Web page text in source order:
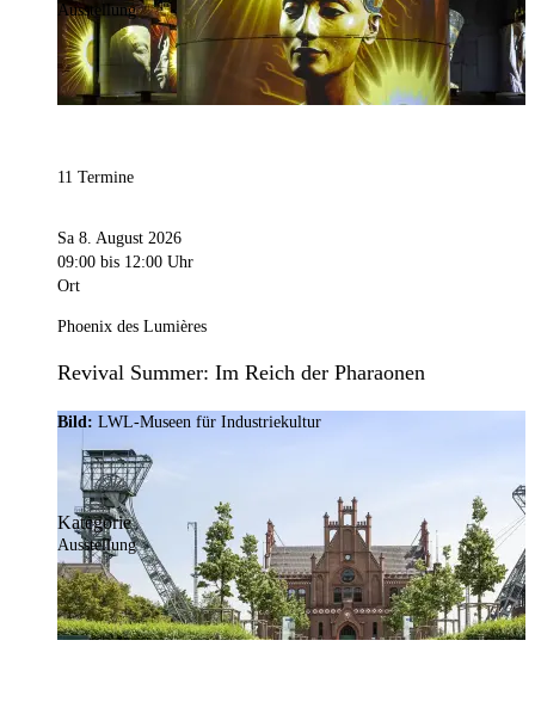
Ausstellung
11 Termine
Sa 8. August 2026
09:00 bis 12:00 Uhr
Ort
Phoenix des Lumières
Revival Summer: Im Reich der Pharaonen
Bild: LWL-Museen für Industriekultur
Kategorie
Ausstellung